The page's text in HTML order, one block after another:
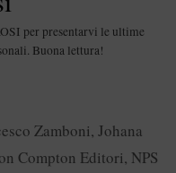
per presentarvi le ultime
Buona lettura!
Zamboni,Johana
Compton Editori, NPS